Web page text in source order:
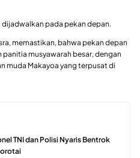
pada pekan depan.
memastikan, bahwa pekan depan
musyawarah besar, dengan
muda Makayoa yang terpusat di
TNI dan Polisi Nyaris Bentrok